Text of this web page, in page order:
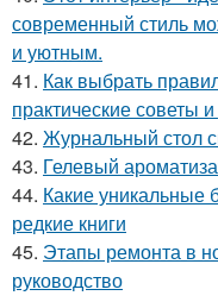
современный стиль
и уютным.
41. Как выбрать
практические советы
42. Журнальный стол
43. Гелевый
44. Какие уникальные
редкие книги
45. Этапы ремонта в
руководство